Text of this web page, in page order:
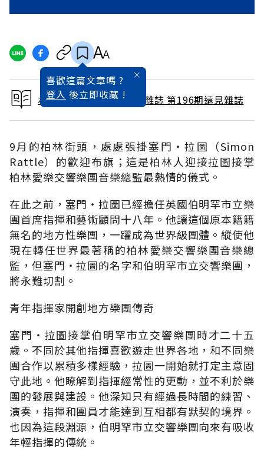
喜歡這篇文章嗎 ?
登入 後立即收藏 !
本文出自 2002 / 10月號雜誌 第196期遠見雜誌
9月的柏林街頭，處處張掛塞門‧拉圖（Simon
Rattle）的歡迎布旗；這是柏林人迎接拉圖接掌
柏林愛樂交響樂團音樂總監最熱情的儀式。
在此之前，塞門‧拉圖已經擔任英國伯明罕市立樂
團首席指揮和藝術顧問十八年。他讓這個原本籍籍
無名的地方性樂團，一躍成為世界級團體。縱使他
現在轉任世界最著稱的柏林愛樂交響樂團音樂總
監，但塞門‧拉圖的名字和伯明罕市立交響樂團，
將永難切割。
青年指揮家開創地方樂團傳奇
塞門‧拉圖接掌伯明罕市立交響樂團時才二十五
歲。不同於其他指揮喜歡遊走世界各地，和不同樂
團合作以累積多樣經驗，拉圖一開始就打定主意固
守此地。他瞭解到指揮經常性的更動，並不利於樂
團的發展與建設。他深知只有經過長時間的練習、
演奏，指揮和團員才能達到互相都有默契的境界。
也因為這段淵源，伯明罕市立交響樂團向來有吸收
年輕指揮的傳統。